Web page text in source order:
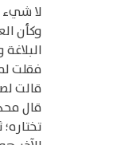
لا شيء
وكأن
فقلت
قالت
قال